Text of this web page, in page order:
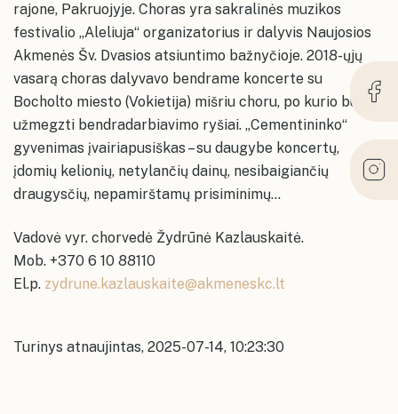
rajone, Pakruojyje. Choras yra sakralinės muzikos
festivalio „Aleliuja“ organizatorius ir dalyvis Naujosios
Akmenės Šv. Dvasios atsiuntimo bažnyčioje. 2018-ųjų
vasarą choras dalyvavo bendrame koncerte su
Bocholto miesto (Vokietija) mišriu choru, po kurio buvo
užmegzti bendradarbiavimo ryšiai. „Cementininko“
gyvenimas įvairiapusiškas – su daugybe koncertų,
įdomių kelionių, netylančių dainų, nesibaigiančių
draugysčių, nepamirštamų prisiminimų...
Vadovė vyr. chorvedė Žydrūnė Kazlauskaitė.
Mob. +370 6 10 88110
El.p. zydrune.kazlauskaite@akmeneskc.lt
Turinys atnaujintas, 2025-07-14, 10:23:30